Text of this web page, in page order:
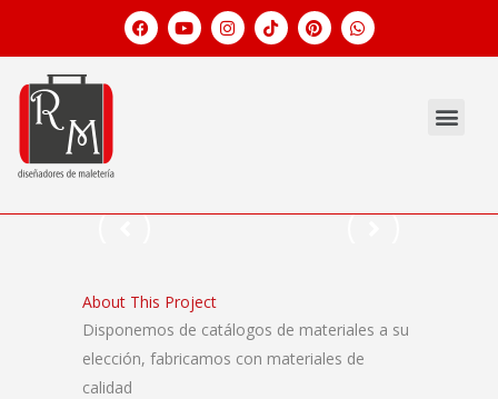
About This Project
Disponemos de catálogos de materiales a su
elección, fabricamos con materiales de
calidad